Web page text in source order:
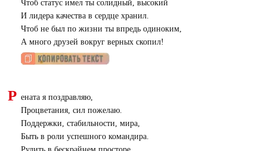
Чтоб статус имел ты солидный, высокий
И лидера качества в сердце хранил.
Чтоб не был по жизни ты впредь одиноким,
А много друзей вокруг верных скопил!
Р ената я поздравляю,
Процветания, сил пожелаю.
Поддержки, стабильности, мира,
Быть в роли успешного командира.